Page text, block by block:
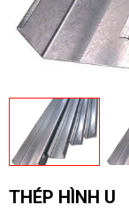
THÉP HÌNH U